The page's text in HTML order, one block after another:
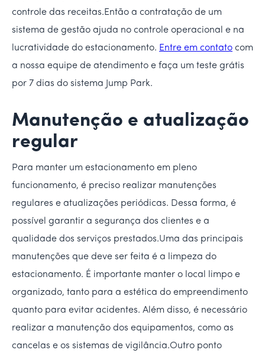
controle das receitas.Então a contratação de um
sistema de gestão ajuda no controle operacional e na
lucratividade do estacionamento. Entre em contato com
a nossa equipe de atendimento e faça um teste grátis
por 7 dias do sistema Jump Park.
Manutenção e atualização
regular
Para manter um estacionamento em pleno
funcionamento, é preciso realizar manutenções
regulares e atualizações periódicas. Dessa forma, é
possível garantir a segurança dos clientes e a
qualidade dos serviços prestados.Uma das principais
manutenções que deve ser feita é a limpeza do
estacionamento. É importante manter o local limpo e
organizado, tanto para a estética do empreendimento
quanto para evitar acidentes. Além disso, é necessário
realizar a manutenção dos equipamentos, como as
cancelas e os sistemas de vigilância.Outro ponto